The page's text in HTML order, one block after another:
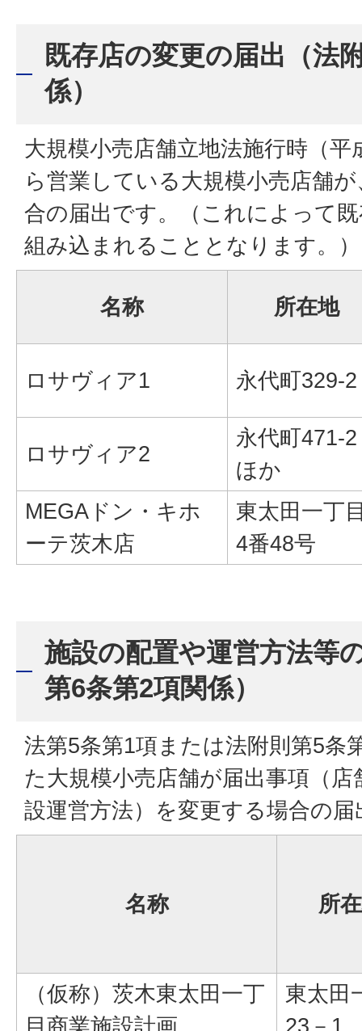
既存店の変更の届出（法
係）
大規模小売店舗立地法施行時（
ら営業している大規模小売店舗
合の届出です。（これによって
組み込まれることとなります。）
名称 所在地
ロサヴィア1 永代町329-2
ロサヴィア2
永代町471-2
ほか
MEGAドン・キホ
ーテ茨木店
東太田一丁
4番48号
施設の配置や運営方法等
第6条第2項関係）
法第5条第1項または法附則第5条
た大規模小売店舗が届出事項（
設運営方法）を変更する場合の届
名称 所
（仮称）茨木東太田一丁
目商業施設計画
東太田
23－1